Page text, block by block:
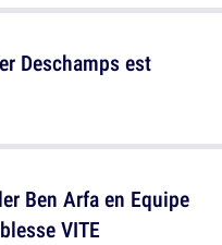
Ben Arfa en Equipe
VITE
Deschamps est